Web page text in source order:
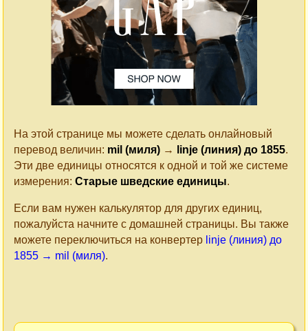
На этой странице мы можете сделать онлайновый
перевод величин: mil (миля) → linje (линия) до 1855.
Эти две единицы относятся к одной и той же системе
измерения: Старые шведские единицы.
Если вам нужен калькулятор для других единиц,
пожалуйста начните с домашней страницы. Вы также
можете переключиться на конвертер linje (линия) до
1855 → mil (миля).